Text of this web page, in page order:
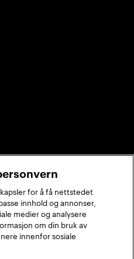
TikTok
for å få nettstedet
innhold og annonser,
medier og analysere
om din bruk av
innenfor sosiale